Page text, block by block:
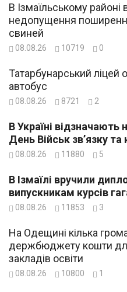
В Ізмаїльському
недопущення
свиней
08.08.26 10719 0
Татарбунарський ліцей
автобус
08.08.26 8721 2
В Україні відзначають
День Військ зв’язку
08.08.26 11880 5
В Ізмаїлі вручили
випускникам курсів
08.08.26 11853 3
На Одещині кілька
держбюджету кошти для
закладів освіти
08.08.26 10800 1